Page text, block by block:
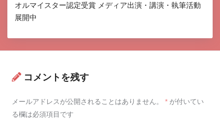
オルマイスター認定受賞 メディア出演・講演・執筆活動
展開中
コメントを残す
メールアドレスが公開されることはありません。 * が付いてい
る欄は必須項目です